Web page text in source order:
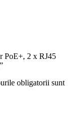
PoE+, 2 x RJ45
obligatorii sunt